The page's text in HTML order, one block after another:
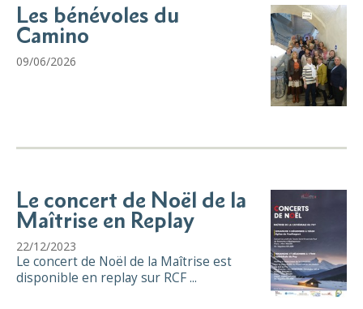
Les bénévoles du
Camino
09/06/2026
Le concert de Noël de la
Maîtrise en Replay
22/12/2023
Le concert de Noël de la Maîtrise est
disponible en replay sur RCF ...